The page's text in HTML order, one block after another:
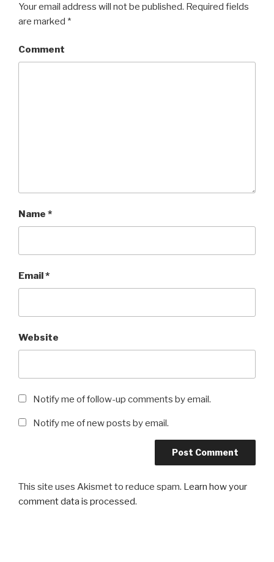
Your email address will not be published. Required fields
are marked *
Comment
Name *
Email*
Website
Notify me of follow-up comments by email.
Notify me of new posts by email.
This site uses Akismet to reduce spam. Learn how your
comment data is processed.